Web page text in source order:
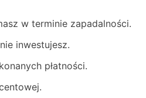
w terminie zapadalności.
inwestujesz.
płatności.